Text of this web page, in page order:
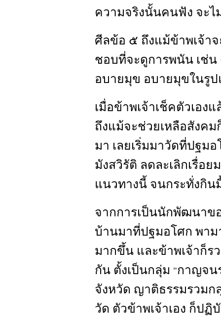
ความจริงนั้นคนฟัง จะไ
ศีลข้อ ๕ ถึงแม้ข้าพเจ้า
ชอบที่จะดูการพนัน เช่
อบายมุข อบายมุขในรู
เมื่อข้าพเจ้าเช็คตัวเอง
ถึงแม้จะช่วยเหลือสังค
มา เลยเริ่มมาวัดที่ปฐม
มังสวิรัติ ลดละเลิกเรื่อ
แนวทางนี้ จนกระทั่งกิน
จากการเป็นนักพัฒนาข
บ้านมาที่ปฐมอโศก พาม
มากขึ้น และข้าพเจ้าก็ร
กัน ตั้งเป็นกลุ่ม "กาญจน
จังหวัด ญาติธรรมรวม
วัด ตัวข้าพเจ้าเอง ก็ปฏิ